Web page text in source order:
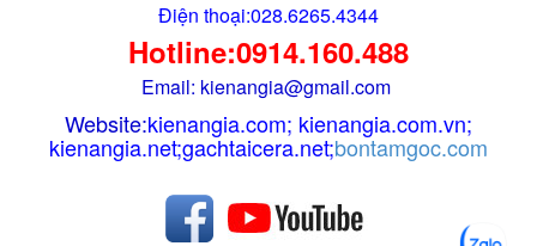
Điện thoại:028.6265.4344
Hotline:0914.160.488
Email: kienangia@gmail.com
Website:kienangia.com; kienangia.com.vn;
kienangia.net;gachtaicera.net;bontamgoc.com